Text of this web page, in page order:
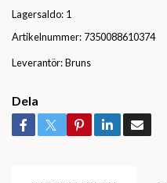
Lagersaldo: 1
Artikelnummer: 7350088610374
Leverantör:Bruns
Dela